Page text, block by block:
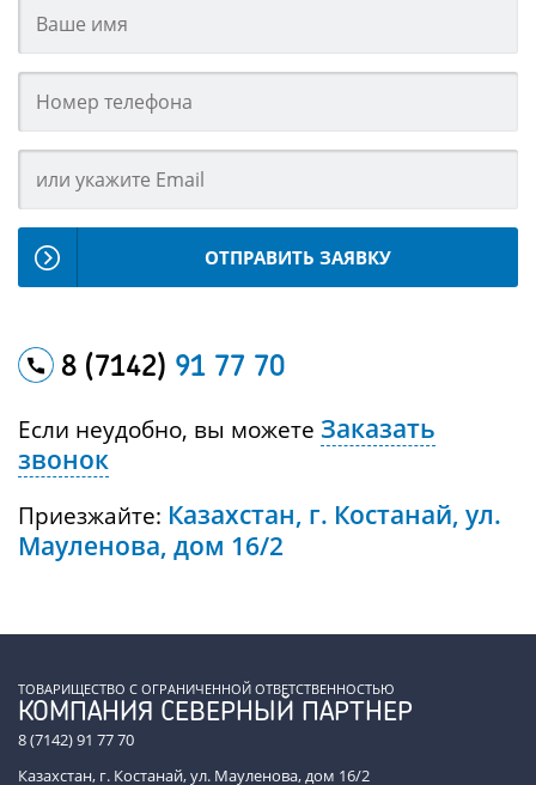
ОТПРАВИТЬ ЗАЯВКУ
8 (7142) 91 77 70
Если неудобно, вы можете Заказать
звонок
Приезжайте: Казахстан, г. Костанай, ул.
Мауленова, дом 16/2
ТОВАРИЩЕСТВО С ОГРАНИЧЕННОЙ ОТВЕТСТВЕННОСТЬЮ
КОМПАНИЯ СЕВЕРНЫЙ ПАРТНЕР
8 (7142) 91 77 70
Казахстан, г. Костанай, ул. Мауленова, дом 16/2